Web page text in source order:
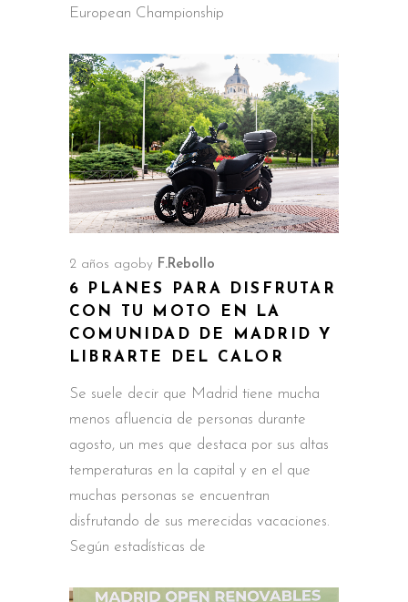
European Championship
2 años agoby F.Rebollo
6 PLANES PARA DISFRUTAR
CON TU MOTO EN LA
COMUNIDAD DE MADRID Y
LIBRARTE DEL CALOR
Se suele decir que Madrid tiene mucha
menos afluencia de personas durante
agosto, un mes que destaca por sus altas
temperaturas en la capital y en el que
muchas personas se encuentran
disfrutando de sus merecidas vacaciones.
Según estadísticas de